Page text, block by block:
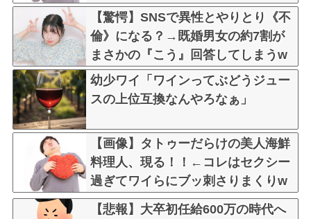
w w
【驚愕】SNSで異性とやりとり《不
倫》になる？→既婚男女の約7割が
まさかの『こう』回答してしまうw
w w w w w w w
幼少ワイ「ワインってぶどうジュー
スの上位互換なんやろなぁ」
【画像】タトゥーだらけの美人海鮮
料理人、現る！！←コレはセクシー
過ぎてワイらにブッ刺さりまくりw
w w w w w w w w
【悲報】大卒初任給600万の時代へ